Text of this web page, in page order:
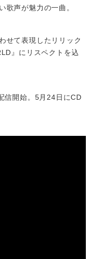
歌声が魅力の一曲。
せて表現したリリック
』にリスペクトを込
信開始。5月24日にCD